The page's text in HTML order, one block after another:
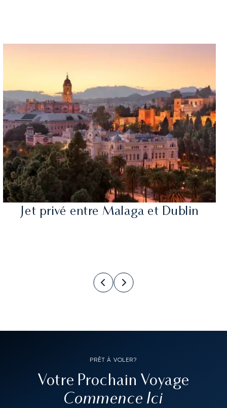
Jet privé entre Malaga et Dublin
PRÊT À VOLER?
Votre Prochain Voyage
Commence Ici